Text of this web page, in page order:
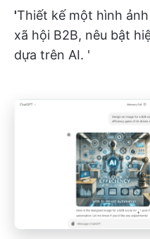
'Thiết kế một hình
xã hội B2B, nêu bật
dựa trên AI. '